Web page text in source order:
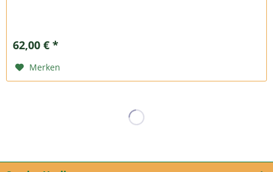
62,00 € *
Merken